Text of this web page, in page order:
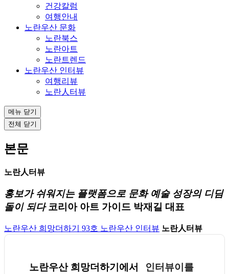
건강칼럼
여행안내
노란우산 문화
노란북스
노란아트
노란트렌드
노란우산 인터뷰
여행리뷰
노란人터뷰
메뉴 닫기
전체 닫기
본문
노란人터뷰
홍보가 쉬워지는 플랫폼으로 문화 예술 성장의 디딤
돌이 되다코리아 아트 가이드 박재길 대표
노란우산 희망더하기 93호 노란우산 인터뷰 노란人터뷰
노란우산 희망더하기에서
인터뷰이를